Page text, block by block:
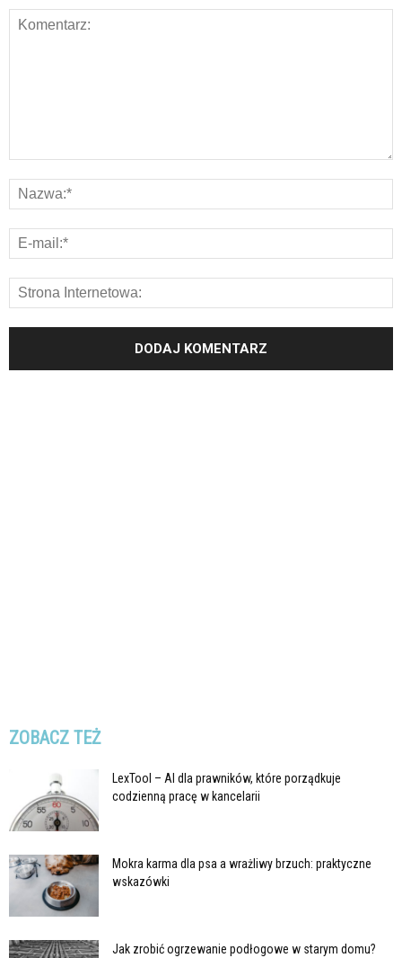
ZOBACZ TEŻ
LexTool – AI dla prawników, które porządkuje
codzienną pracę w kancelarii
Mokra karma dla psa a wrażliwy brzuch: praktyczne
wskazówki
Jak zrobić ogrzewanie podłogowe w starym domu?